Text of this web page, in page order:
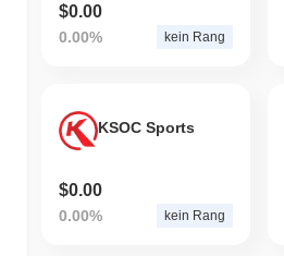
$0.00
0.00% kein Rang
KSOC Sports
$0.00
0.00% kein Rang